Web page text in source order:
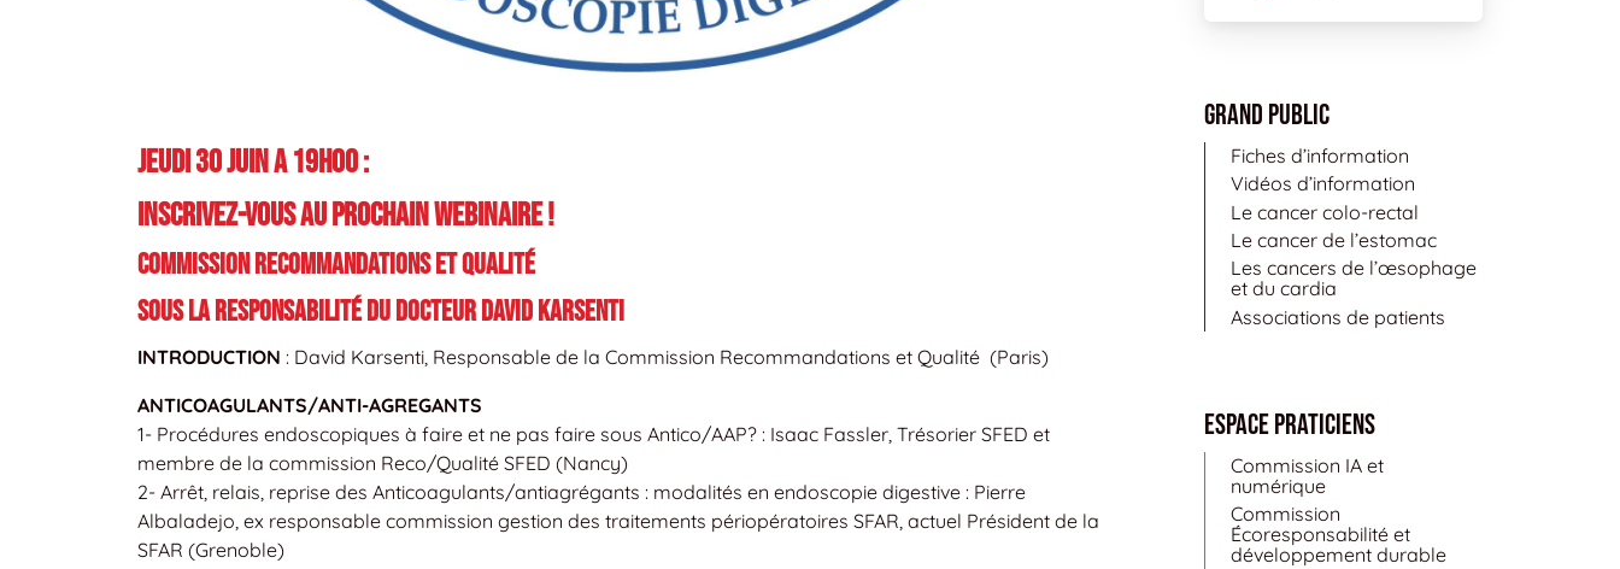
JEUDI 30 JUIN A 19H00 :
INSCRIVEZ-VOUS AU PROCHAIN WEBINAIRE !
Commission Recommandations et qualité
sous la responsabilité du Docteur David Karsenti
INTRODUCTION : David Karsenti, Responsable de la Commission Recommandations et Qualité (Paris)
ANTICOAGULANTS/ANTI-AGREGANTS
1- Procédures endoscopiques à faire et ne pas faire sous Antico/AAP? : Isaac Fassler, Trésorier SFED et
membre de la commission Reco/Qualité SFED (Nancy)
2- Arrêt, relais, reprise des Anticoagulants/antiagrégants : modalités en endoscopie digestive : Pierre
Albaladejo, ex responsable commission gestion des traitements périopératoires SFAR, actuel Président de la
SFAR (Grenoble)
Grand public
Fiches d’information
Vidéos d’information
Le cancer colo-rectal
Le cancer de l’estomac
Les cancers de l’œsophage
et du cardia
Associations de patients
Espace Praticiens
Commission IA et
numérique
Commission
Écoresponsabilité et
développement durable